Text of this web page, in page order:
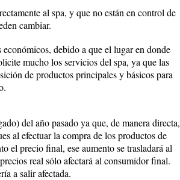
al spa, y que no están en control de
cambiar.
debido a que el lugar en donde
mucho los servicios del spa, ya que las
de productos principales y básicos para
del año pasado ya que, de manera directa,
al efectuar la compra de los productos de
el precio final, ese aumento se trasladará al
real sólo afectará al consumidor final.
a salir afectada.